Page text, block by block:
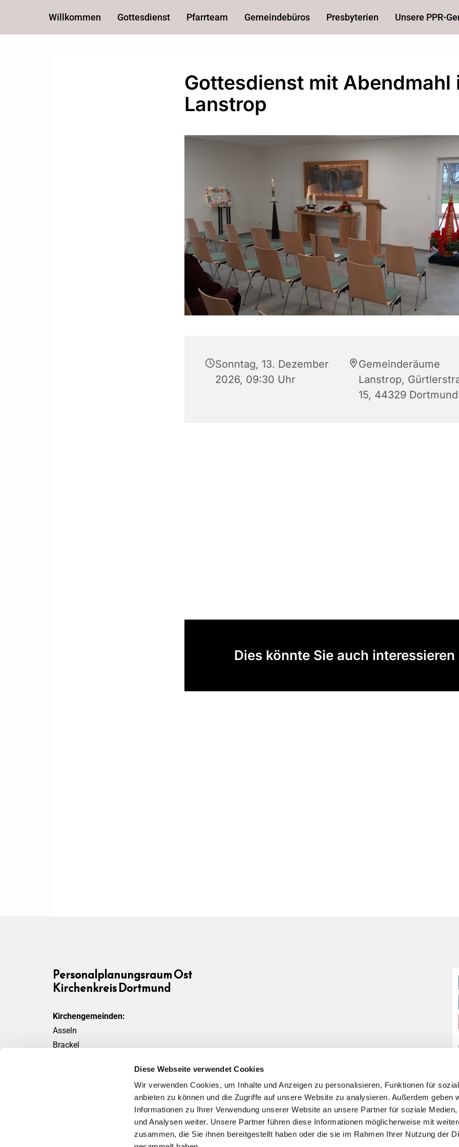
Diese Webseite verwendet Cookies
Wir verwenden Cookies, um Inhalte und Anzeigen zu personalisieren, Funktionen für
anbieten zu können und die Zugriffe auf unsere Website zu analysieren. Außerdem geben
Informationen zu Ihrer Verwendung unserer Website an unsere Partner für soziale Medien,
und Analysen weiter. Unsere Partner führen diese Informationen möglicherweise mit
zusammen, die Sie ihnen bereitgestellt haben oder die sie im Rahmen Ihrer Nutzung der
Willkommen Gottesdienst Pfarrteam Gemeindebüros Presbyterien Unsere PPR-
Gottesdienst mit Abendmahl
Lanstrop
Sonntag, 13. Dezember
2026, 09:30 Uhr
Gemeinderäume
Lanstrop,
15, 44329 Dortmund
Dies könnte Sie auch interessieren
Personalplanungsraum Ost
Kirchenkreis Dortmund
Kirchengemeinden:
Asseln
Brackel